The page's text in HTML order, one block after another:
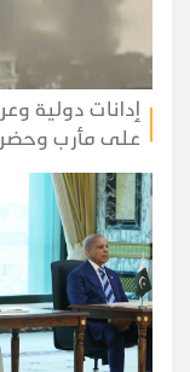
إدانات دولية
على مأرب